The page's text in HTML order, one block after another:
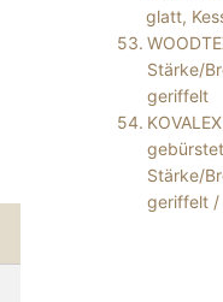
glatt,
Stärke/
geriffelt
Stärke/
geriffelt /